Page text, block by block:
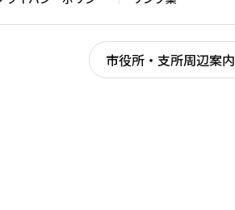
市役所・支所周辺案内